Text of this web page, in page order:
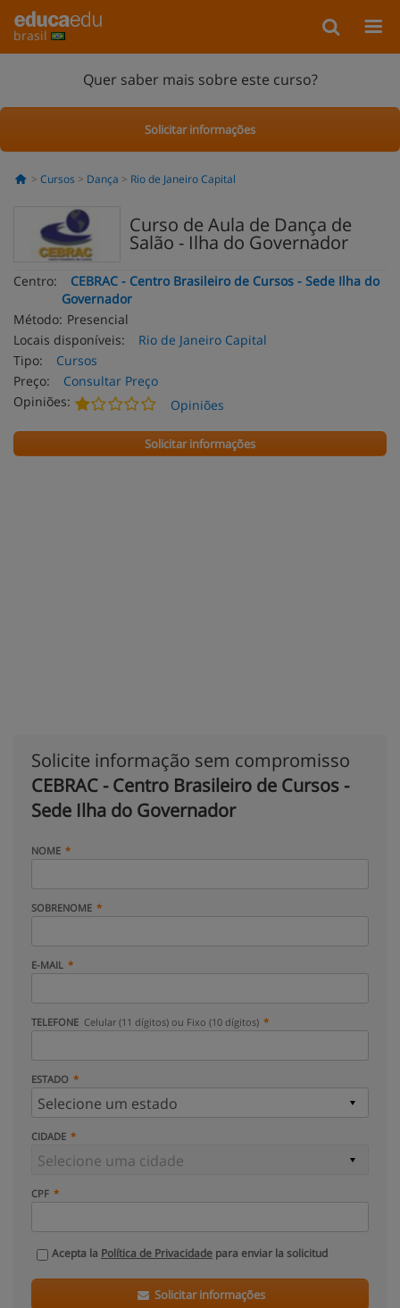
brasil
Quer saber mais sobre este curso?
Solicitar informações
Cursos Dança Rio de Janeiro Capital
Curso de Aula de Dança de
Salão - Ilha do Governador
Centro:
CEBRAC - Centro Brasileiro de Cursos - Sede Ilha do
Governador
Método: Presencial
Locais disponíveis:
Rio de Janeiro Capital
Tipo:
Cursos
Preço:
Consultar Preço
Opiniões:
Opiniões
Solicitar informações
Solicite informação sem compromisso
CEBRAC - Centro Brasileiro de Cursos -
Sede Ilha do Governador
NOME
SOBRENOME
E-MAIL
TELEFONE Celular (11 dígitos) ou Fixo (10 dígitos)
ESTADO
CIDADE
CPF
Acepta la Política de Privacidade para enviar la solicitud
Solicitar informações